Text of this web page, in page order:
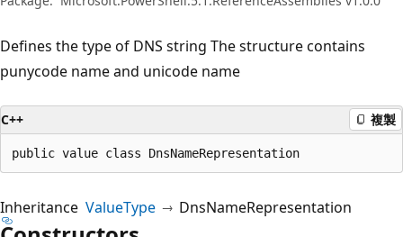
Defines the type of DNS string The structure contains
punycode name and unicode name
C++ 複製
public value class DnsNameRepresentation
Inheritance ValueType DnsNameRepresentation